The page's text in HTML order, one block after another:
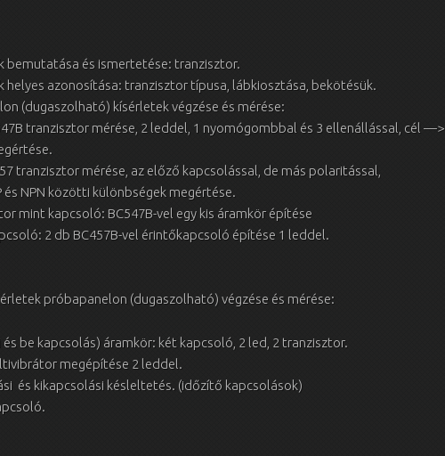
bemutatása és ismertetése: tranzisztor.
helyes azonosítása: tranzisztor típusa, lábkiosztása, bekötésük.
(dugaszolható) kísérletek végzése és mérése:
tranzisztor mérése, 2 leddel, 1 nyomógombbal és 3 ellenállással, cél —>
tranzisztor mérése, az előző kapcsolással, de más polaritással,
és NPN közötti különbségek megértése.
mint kapcsoló: BC547B-vel egy kis áramkör építése
2 db BC457B-vel érintőkapcsoló építése 1 leddel.
próbapanelon (dugaszolható) végzése és mérése:
és be kapcsolás) áramkör: két kapcsoló, 2 led, 2 tranzisztor.
megépítése 2 leddel.
és kikapcsolási késleltetés. (időzítő kapcsolások)